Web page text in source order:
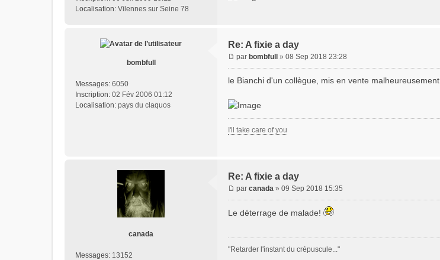
Localisation: Vilennes sur Seine 78
bombfull
Messages: 6050
Inscription: 02 Fév 2006 01:12
Localisation: pays du claquos
Re: A fixie a day
par bombfull » 08 Sep 2018 23:28
le Bianchi d'un collègue, mis en vente malheureusement
I'll take care of you
canada
Messages: 13152
Re: A fixie a day
par canada » 09 Sep 2018 15:35
Le déterrage de malade!
"Retarder l'instant du crépuscule..."